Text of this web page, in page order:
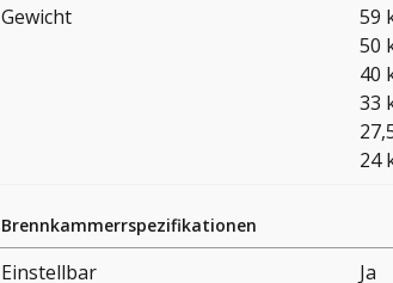
Gewicht
59
50
40
33
24
Brennkammerrspezifikationen
Einstellbar Ja